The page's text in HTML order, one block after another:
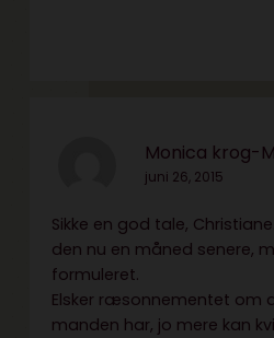
Monica krog-
juni 26, 2015
Sikke en god tale,
den nu en måned senere,
formuleret.
Elsker ræsonnementet om
manden har, jo mere kan